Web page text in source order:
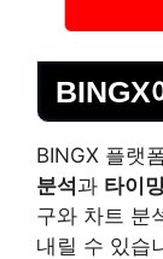
BINGX
BINGX 플랫
분석과 타이밍
구와 차트 분
내릴 수 있습